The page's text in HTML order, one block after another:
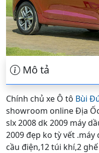
Mô tả
Chính chủ xe Ô tô Bùi
showroom online Địa
slx 2008 dk 2009 máy
2009 đẹp ko tỳ vết
cầu điện,12 túi khí,2